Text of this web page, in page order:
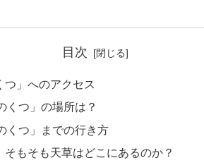
目次
つ」へのアクセス
くつ」の場所は？
くつ」までの行き方
そもそも天草はどこにあるのか？